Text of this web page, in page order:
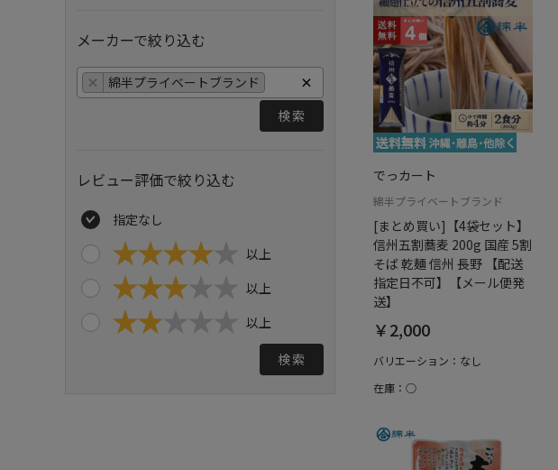
メーカーで絞り込む
×
×
綿半プライベートブランド
検索
レビュー評価で絞り込む
指定なし
以上
以上
以上
検索
でっカート
綿半プライベートブランド
[まとめ買い]【4袋セット】
信州五割蕎麦 200g 国産 5割
そば 乾麺 信州 長野 【配送
指定日不可】【メール便発
送】
￥2,000
バリエーション：なし
在庫：○